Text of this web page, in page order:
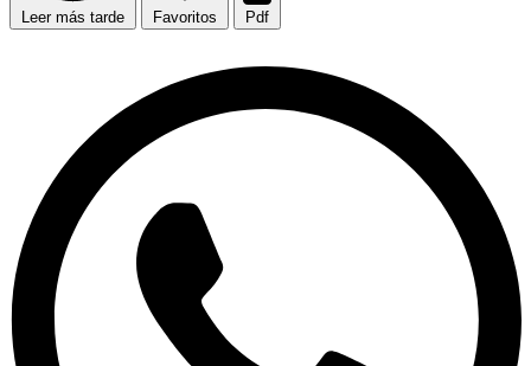
Leer más tarde Favoritos Pdf